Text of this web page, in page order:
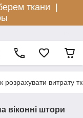
ткани |
розрахувати витрату
віконні штори